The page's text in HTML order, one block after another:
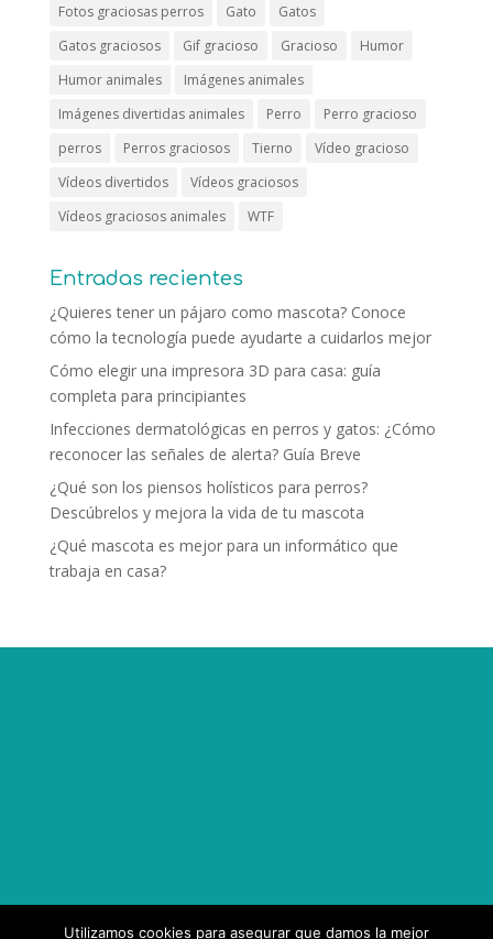
Fotos graciosas perros
Gato
Gatos
Gatos graciosos
Gif gracioso Gracioso
Humor
Humor animales
Imágenes animales
Imágenes divertidas animales
Perro
Perro gracioso
perros
Perros graciosos Tierno
Vídeo gracioso
Vídeos divertidos
Vídeos graciosos
Vídeos graciosos animales
WTF
Entradas recientes
¿Quieres tener un pájaro como mascota? Conoce
cómo la tecnología puede ayudarte a cuidarlos mejor
Cómo elegir una impresora 3D para casa: guía
completa para principiantes
Infecciones dermatológicas en perros y gatos: ¿Cómo
reconocer las señales de alerta? Guía Breve
¿Qué son los piensos holísticos para perros?
Descúbrelos y mejora la vida de tu mascota
¿Qué mascota es mejor para un informático que
trabaja en casa?
Utilizamos cookies para asegurar que damos la mejor